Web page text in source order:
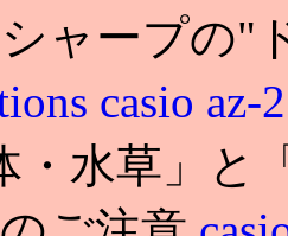
ャープの"
casio
・水草」と